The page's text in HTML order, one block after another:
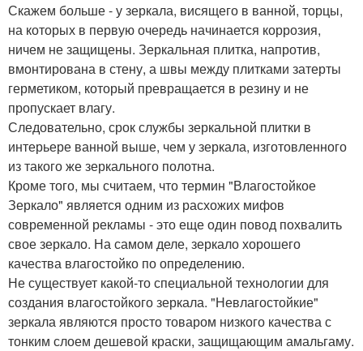
Скажем больше - у зеркала, висящего в ванной, торцы,
на которых в первую очередь начинается коррозия,
ничем не защищены. Зеркальная плитка, напротив,
вмонтирована в стену, а швы между плитками затерты
герметиком, который превращается в резину и не
пропускает влагу.
Следовательно, срок службы зеркальной плитки в
интерьере ванной выше, чем у зеркала, изготовленного
из такого же зеркального полотна.
Кроме того, мы считаем, что термин "Влагостойкое
Зеркало" является одним из расхожих мифов
современной рекламы - это еще один повод похвалить
свое зеркало. На самом деле, зеркало хорошего
качества влагостойко по определению.
Не существует какой-то специальной технологии для
создания влагостойкого зеркала. "Невлагостойкие"
зеркала являются просто товаром низкого качества с
тонким слоем дешевой краски, защищающим амальгаму.